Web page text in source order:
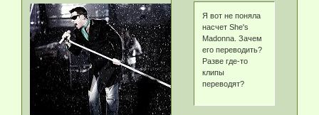
Я вот не поняла
насчет She's
Madonna. Зачем
его переводить?
Разве где-то
клипы
переводят?